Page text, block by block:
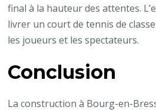
final à la hauteur des attentes.
livrer un court de tennis de
les joueurs et les spectateurs.
Conclusion
La construction à Bourg-en-